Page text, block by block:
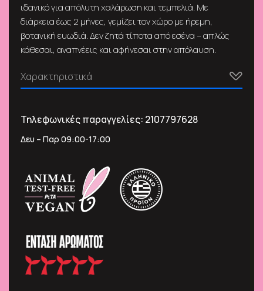
ιδανικό για απόλυτη χαλάρωση και τεμπελιά. Με
διάρκεια έως 2 μήνες, γεμίζει τον χώρο με ήρεμη,
βοτανική ευωδιά. Δεν ζητά τίποτα από εσένα – απλώς
κάθεσαι, αναπνέεις και αφήνεσαι στην απόλαυση.
Χαρακτηριστικά
Τηλεφωνικές παραγγελίες: 2107797628
Δευ – Παρ 09:00-17:00